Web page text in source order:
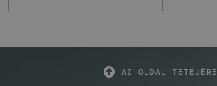
AZ OLDAL TETEJÉRE